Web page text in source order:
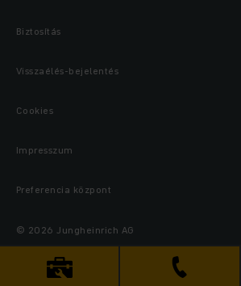
Biztosítás
Visszaélés-bejelentés
Cookies
Impresszum
Preferencia központ
© 2026 Jungheinrich AG